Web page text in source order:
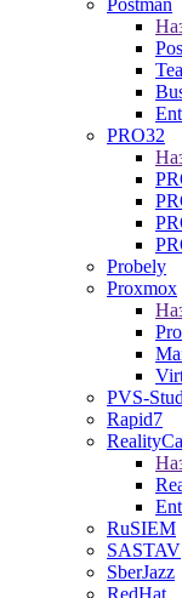
Postman
PRO32
Probely
Proxmox
PVS-
Rapid7
RuSIEM
SASTAV
SberJazz
RedHat